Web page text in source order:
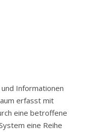
Informationen
erfasst mit
eine betroffene
eine Reihe